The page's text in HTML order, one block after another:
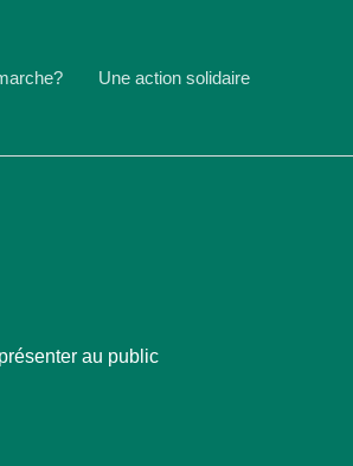
Une action solidaire
au public